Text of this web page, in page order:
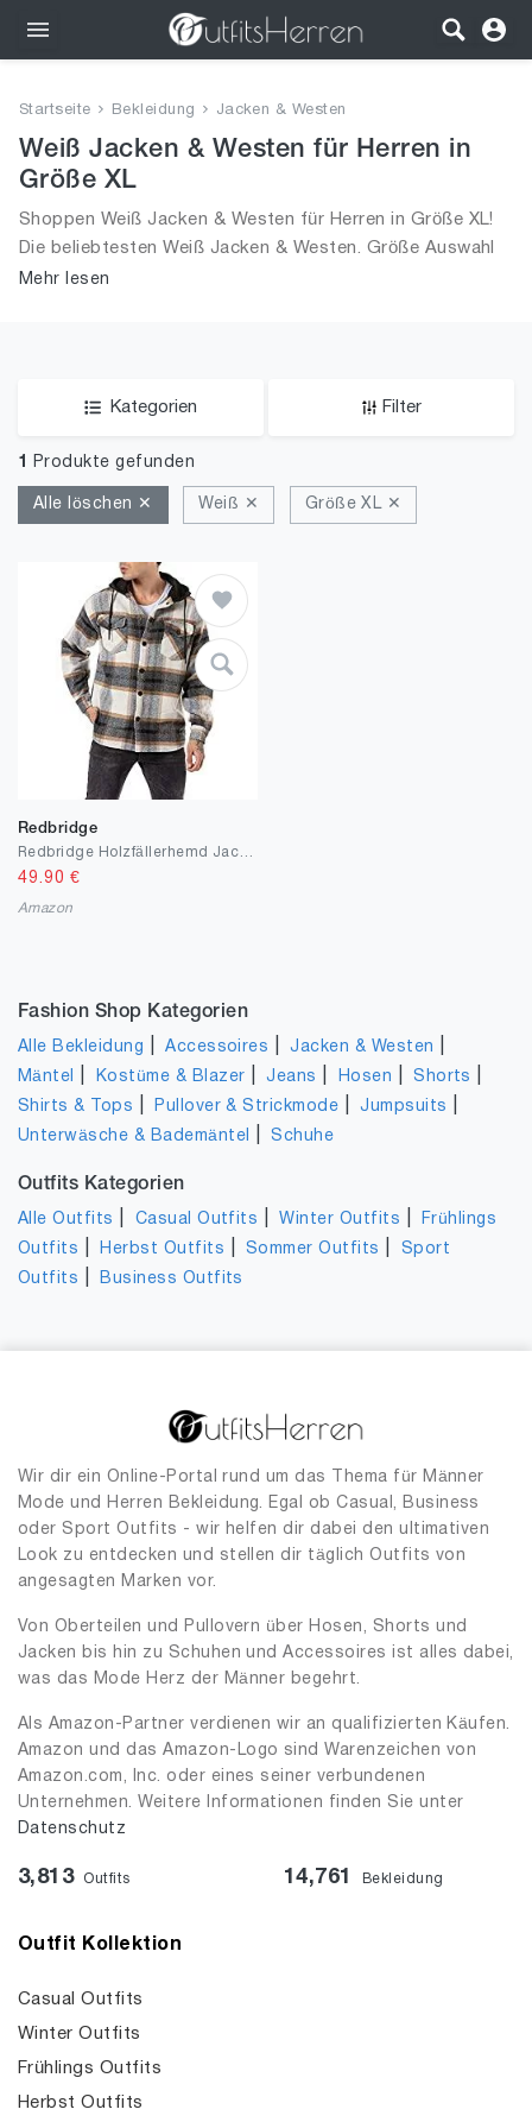
Bekleidung
Schuhe
Startseite Bekleidung Jacken & Westen
Weiß Jacken & Westen für Herren in
Größe XL
Shoppen Weiß Jacken & Westen für Herren in Größe XL!
Die beliebtesten Weiß Jacken & Westen. Größe Auswahl
an Weiß Jacken & Westen in Größe XL und alle Trends
Mehr lesen
Kategorien Filter
1 Produkte gefunden
Alle löschen ✕ Weiß ✕ Größe XL ✕
Redbridge
49.90 €
Amazon
Fashion Shop Kategorien
Alle Bekleidung |Accessoires |Jacken & Westen
Mäntel Kostüme & Blazer |Jeans Hosen |Shorts
Shirts & Tops Pullover & Strickmode |Jumpsuits
Unterwäsche & Bademäntel |Schuhe
Outfits Kategorien
Alle Outfits Casual Outfits |Winter Outfits
Frühlings
Outfits
Herbst Outfits Sommer Outfits
Sport
Outfits
Business Outfits
Wir dir ein Online-Portal rund um das Thema für Männer
Mode und Herren Bekleidung. Egal ob Casual, Business
oder Sport Outfits - wir helfen dir dabei den ultimativen
Look zu entdecken und stellen dir täglich Outfits von
angesagten Marken vor.
Von Oberteilen und Pullovern über Hosen, Shorts und
Jacken bis hin zu Schuhen und Accessoires ist alles dabei,
was das Mode Herz der Männer begehrt.
Als Amazon-Partner verdienen wir an qualifizierten Käufen.
Amazon und das Amazon-Logo sind Warenzeichen von
Amazon.com, Inc. oder eines seiner verbundenen
Unternehmen. Weitere Informationen finden Sie unter
Datenschutz
3,813 Outfits 14,761 Bekleidung
Outfit Kollektion
Casual Outfits
Winter Outfits
Frühlings Outfits
Herbst Outfits